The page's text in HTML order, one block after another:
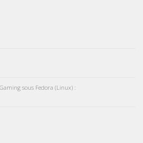
sous Fedora (Linux) :